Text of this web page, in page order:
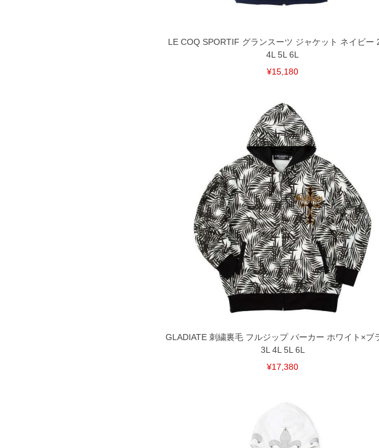
出荷まで約1週間～20日間程お時間を頂く場合がございます。
一部、お直しに対応出来ない商品がございます。(例：裾にファス
いる、極端なデザインが施されている等)
返品交換希望の方は、商品到着後1週間以内にご連絡ください。
LE COQ SPORTIF グランスーツ ジャケット ネイビー
4L 5L 6L
¥15,180
GLADIATE 刺繍裏毛 フルジップ パーカー ホワイト×ブ
3L 4L 5L 6L
¥17,380